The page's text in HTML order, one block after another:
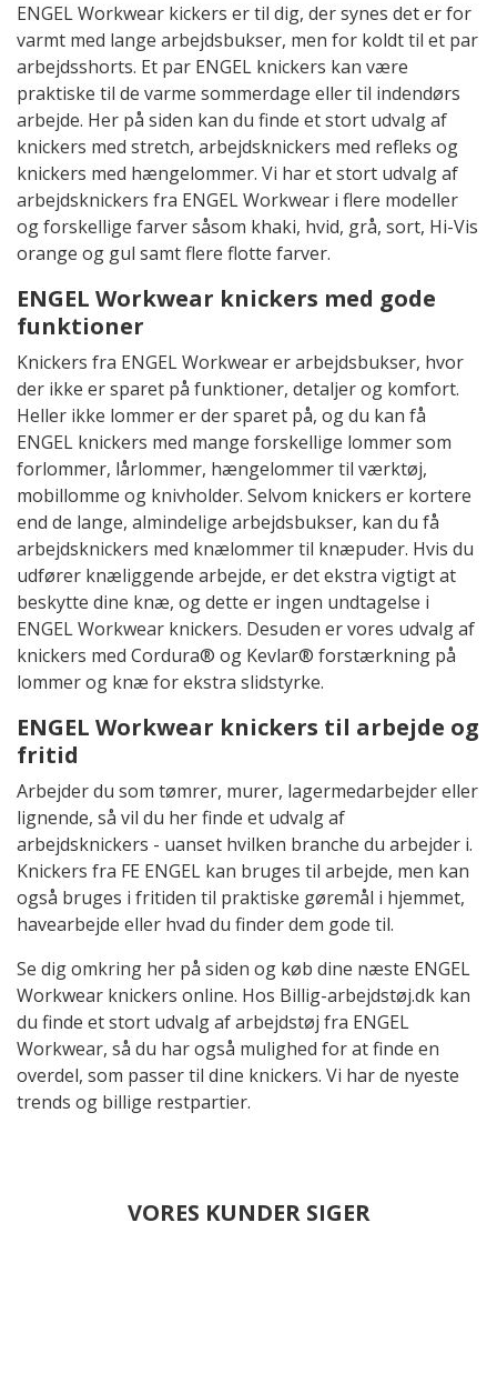
ENGEL Workwear kickers er til dig, der synes det er for
varmt med lange arbejdsbukser, men for koldt til et par
arbejdsshorts. Et par ENGEL knickers kan være
praktiske til de varme sommerdage eller til indendørs
arbejde. Her på siden kan du finde et stort udvalg af
knickers med stretch, arbejdsknickers med refleks og
knickers med hængelommer. Vi har et stort udvalg af
arbejdsknickers fra ENGEL Workwear i flere modeller
og forskellige farver såsom khaki, hvid, grå, sort, Hi-Vis
orange og gul samt flere flotte farver.
ENGEL Workwear knickers med gode
funktioner
Knickers fra ENGEL Workwear er arbejdsbukser, hvor
der ikke er sparet på funktioner, detaljer og komfort.
Heller ikke lommer er der sparet på, og du kan få
ENGEL knickers med mange forskellige lommer som
forlommer, lårlommer, hængelommer til værktøj,
mobillomme og knivholder. Selvom knickers er kortere
end de lange, almindelige arbejdsbukser, kan du få
arbejdsknickers med knælommer til knæpuder. Hvis du
udfører knæliggende arbejde, er det ekstra vigtigt at
beskytte dine knæ, og dette er ingen undtagelse i
ENGEL Workwear knickers. Desuden er vores udvalg af
knickers med Cordura® og Kevlar® forstærkning på
lommer og knæ for ekstra slidstyrke.
ENGEL Workwear knickers til arbejde og
fritid
Arbejder du som tømrer, murer, lagermedarbejder eller
lignende, så vil du her finde et udvalg af
arbejdsknickers - uanset hvilken branche du arbejder i.
Knickers fra FE ENGEL kan bruges til arbejde, men kan
også bruges i fritiden til praktiske gøremål i hjemmet,
havearbejde eller hvad du finder dem gode til.
Se dig omkring her på siden og køb dine næste ENGEL
Workwear knickers online. Hos Billig-arbejdstøj.dk kan
du finde et stort udvalg af arbejdstøj fra ENGEL
Workwear, så du har også mulighed for at finde en
overdel, som passer til dine knickers. Vi har de nyeste
trends og billige restpartier.
VORES KUNDER SIGER